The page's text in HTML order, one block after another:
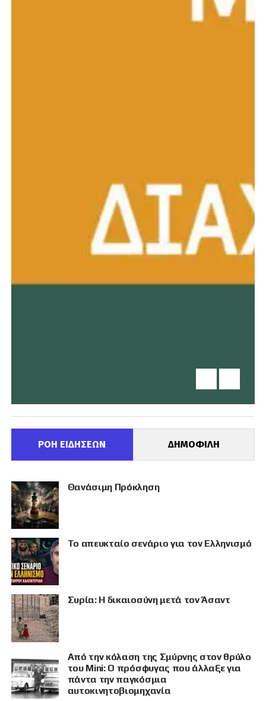
ΡΟΗ ΕΙΔΗΣΕΩΝ ΔΗΜΟΦΙΛΗ
Θανάσιμη Πρόκληση
Το απευκταίο σενάριο για τον Ελληνισμό
Συρία: Η δικαιοσύνη μετά τον Άσαντ
Από την κόλαση της Σμύρνης στον θρύλο
του Mini: Ο πρόσφυγας που άλλαξε για
πάντα την παγκόσμια
αυτοκινητοβιομηχανία